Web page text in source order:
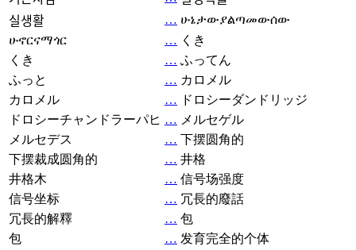
실생활
… ሁኔታውያልጣመውሰው
ሁኖርናማጎር
… くき
くき
… ふってん
ふっと
… カロメル
カロメル
… ドロシーダンドリッジ
ドロシーチャンドラーパヒ … メルセゲル
メルセデス
… 下摆圆角的
下摆裁成圆角的
… 井格
井格木
… 信号场强度
信号坐标
… 冗長的廢話
冗長的解釋
… 包
包
… 发育完全的个体